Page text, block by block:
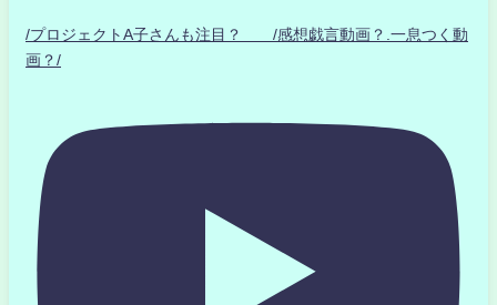
/プロジェクトA子さんも注目？ /感想戯言動画？.一息つく動
画？/